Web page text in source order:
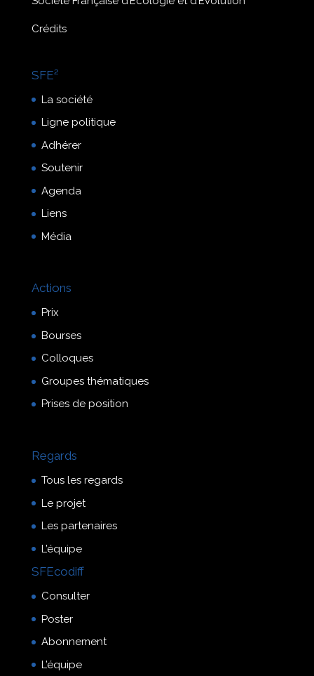
Crédits
SFE²
La société
Ligne politique
Adhérer
Soutenir
Agenda
Liens
Média
Actions
Prix
Bourses
Colloques
Groupes thématiques
Prises de position
Regards
Tous les regards
Le projet
Les partenaires
L’équipe
SFEcodiff
Consulter
Poster
Abonnement
L’équipe